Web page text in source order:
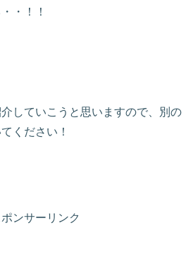
・！！
していこうと思いますので、別の
ください！
ポンサーリンク